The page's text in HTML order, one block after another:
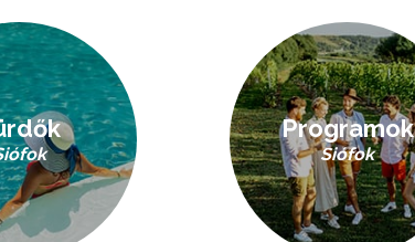
Programok
Siófok